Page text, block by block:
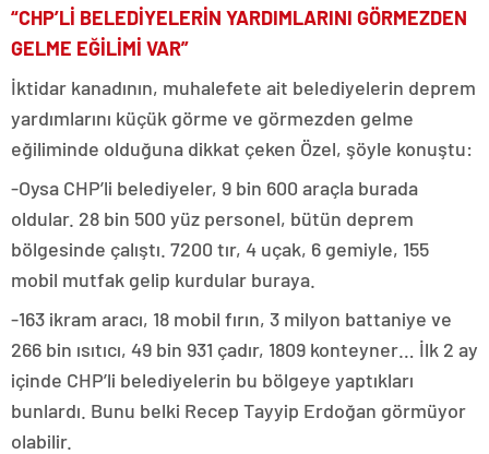
“CHP’Lİ BELEDİYELERİN YARDIMLARINI GÖRMEZDEN
GELME EĞİLİMİ VAR”
İktidar kanadının, muhalefete ait belediyelerin deprem
yardımlarını küçük görme ve görmezden gelme
eğiliminde olduğuna dikkat çeken Özel, şöyle konuştu:
-Oysa CHP’li belediyeler, 9 bin 600 araçla burada
oldular. 28 bin 500 yüz personel, bütün deprem
bölgesinde çalıştı. 7200 tır, 4 uçak, 6 gemiyle, 155
mobil mutfak gelip kurdular buraya.
-163 ikram aracı, 18 mobil fırın, 3 milyon battaniye ve
266 bin ısıtıcı, 49 bin 931 çadır, 1809 konteyner… İlk 2 ay
içinde CHP’li belediyelerin bu bölgeye yaptıkları
bunlardı. Bunu belki Recep Tayyip Erdoğan görmüyor
olabilir.